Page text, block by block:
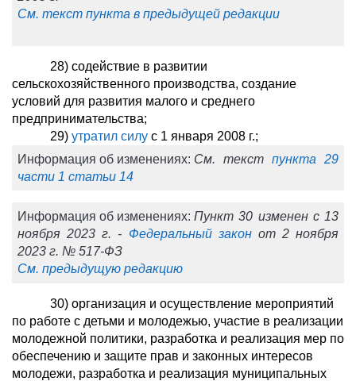
См. текст пункта в предыдущей редакции
28) содействие в развитии
сельскохозяйственного производства, создание
условий для развития малого и среднего
предпринимательства;
29) утратил силу с 1 января 2008 г.;
Информация об изменениях: См. текстпункта 29
части 1 статьи 14
Информация об изменениях: Пункт 30 изменен с 13
ноября 2023 г. - Федеральный законот 2 ноября
2023 г. № 517-ФЗ
См. предыдущую редакцию
30) организация и осуществление мероприятий
по работе с детьми и молодежью, участие в реализации
молодежной политики, разработка и реализация мер по
обеспечению и защите прав и законных интересов
молодежи, разработка и реализация муниципальных